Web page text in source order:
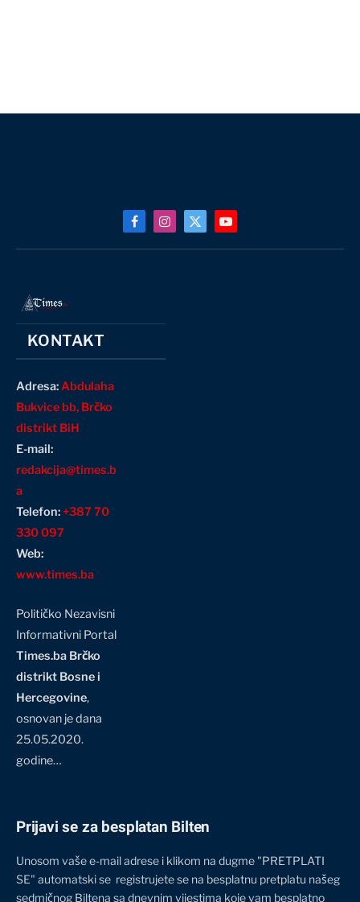
FacebookInstagram
X
(Twitter)
YouTube
KONTAKT
Adresa:Abdulaha
Bukvice bb, Brčko
distrikt BiH
E-mail:
redakcija@times.b
a
Telefon:+387 70
330 097
Web:
www.times.ba
Političko Nezavisni
Informativni Portal
Times.ba Brčko
distrikt Bosne i
Hercegovine,
osnovan je dana
25.05.2020.
godine…
Prijavi se za besplatan Bilten
Unosom vaše e-mail adrese i klikom na dugme "PRETPLATI
SE" automatski se registrujete se na besplatnu pretplatu našeg
sedmičnog Biltena sa dnevnim vijestima koje vam besplatno